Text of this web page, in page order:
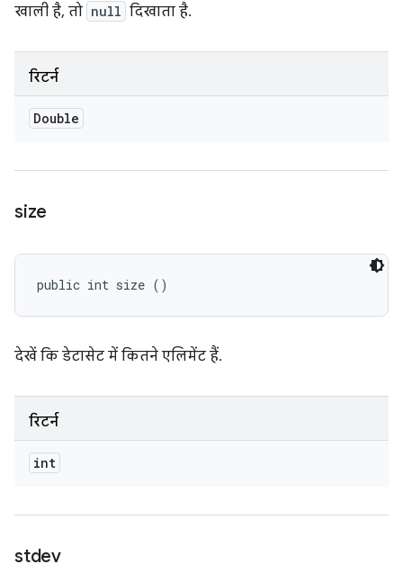
खाली है, तो null दिखाता है.
रिटर्न
Double
size
public int size ()
देखें कि डेटासेट में कितने एलिमेंट हैं.
रिटर्न
int
stdev